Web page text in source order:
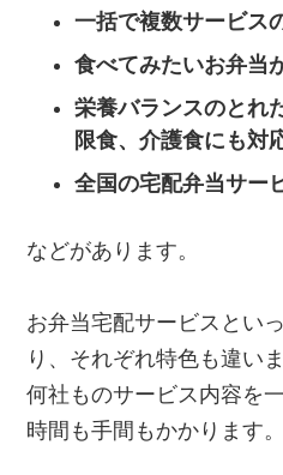
一括で複数サービス
食べてみたいお弁当
栄養バランスのとれ
限食、介護食にも対
全国の宅配弁当サー
などがあります。
お弁当宅配サービスとい
り、それぞれ特色も違いま
何社ものサービス内容を
時間も手間もかかります。